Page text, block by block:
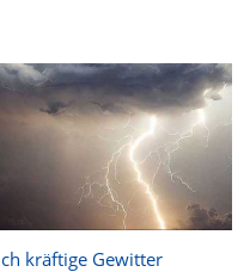
kräftige Gewitter